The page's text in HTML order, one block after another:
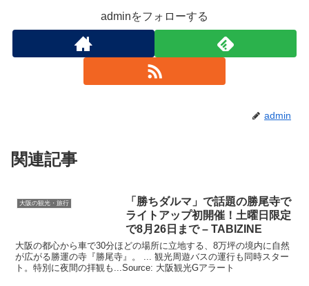
adminをフォローする
admin
関連記事
大阪の観光・旅行
「勝ちダルマ」で話題の勝尾寺で
ライトアップ初開催！土曜日限定
で8月26日まで – TABIZINE
大阪の都心から車で30分ほどの場所に立地する、8万坪の境内に自然
が広がる勝運の寺『勝尾寺』。 ... 観光周遊バスの運行も同時スター
ト。特別に夜間の拝観も...Source: 大阪観光Gアラート